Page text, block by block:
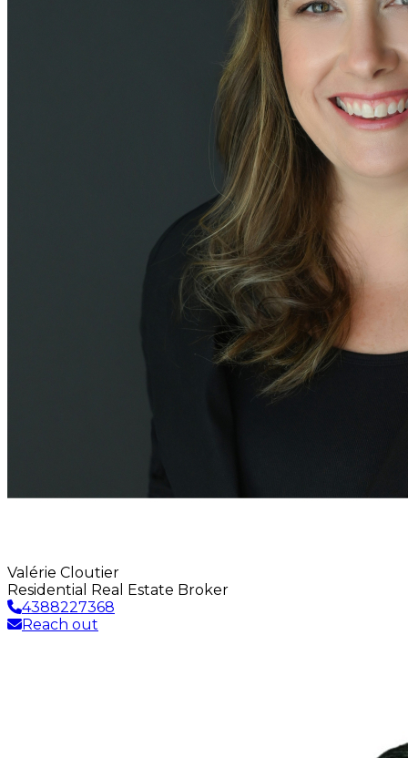
Valérie Cloutier
Residential Real Estate Broker
4388227368
Reach out